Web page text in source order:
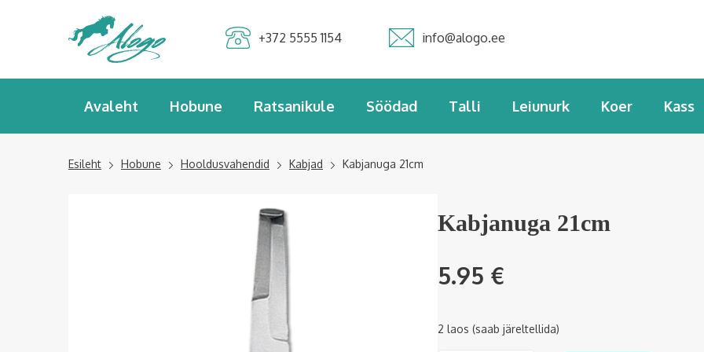
Alogo Hobu ja
ratsavarustus
+372 5555 1154 info@alogo.ee
Avaleht Hobune Ratsanikule Söödad Talli Leiunurk Koer Kass
Esileht Hobune Hooldusvahendid Kabjad Kabjanuga 21cm
Kabjanuga 21cm
5.95 €
2 laos (saab järeltellida)